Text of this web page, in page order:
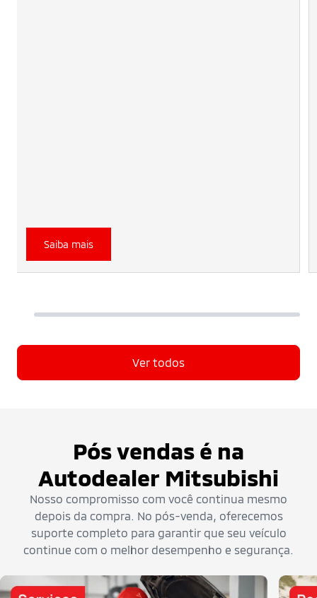
Saiba mais
Ver todos
Pós vendas é na
Autodealer Mitsubishi
Nosso compromisso com você continua mesmo
depois da compra. No pós-venda, oferecemos
suporte completo para garantir que seu veículo
continue com o melhor desempenho e segurança.